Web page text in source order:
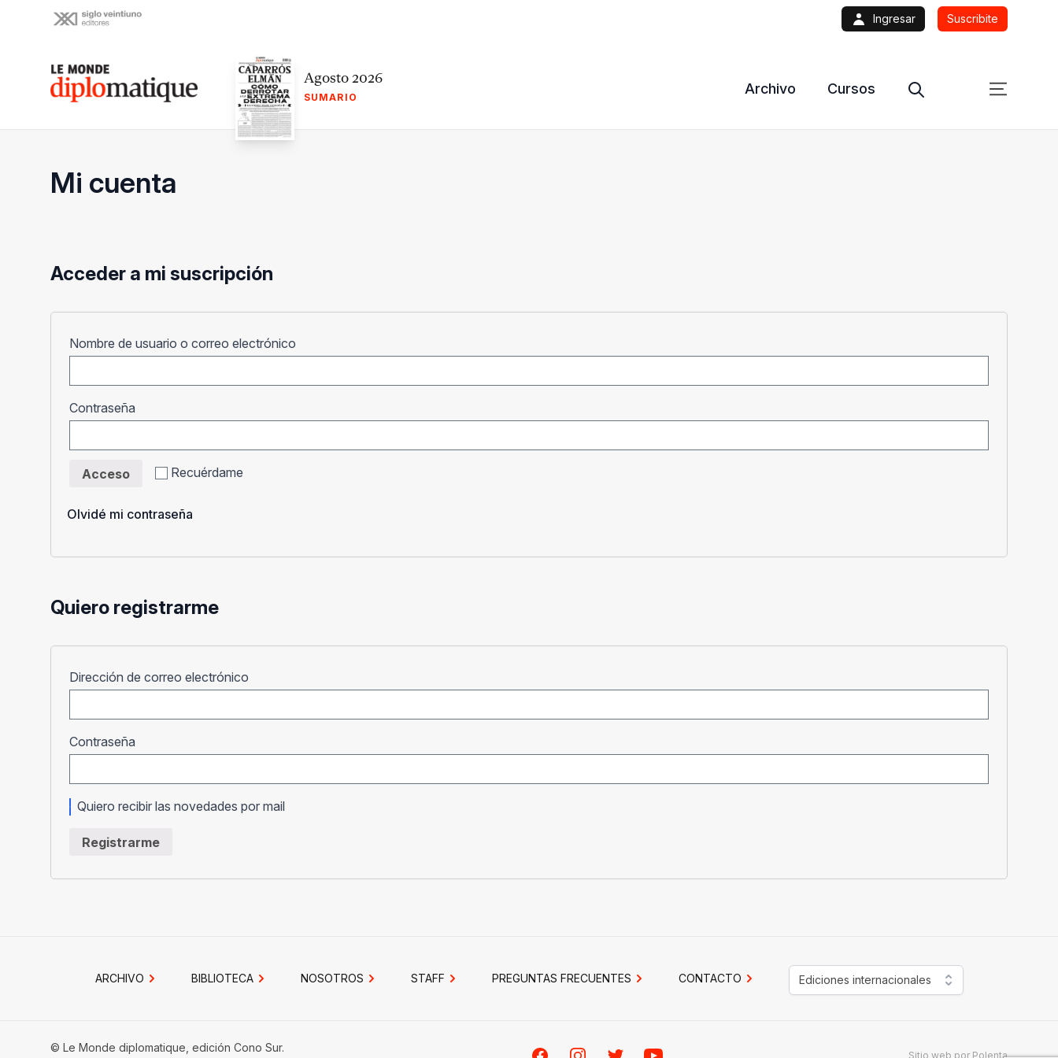
Ingresar Suscribite
Le monde diplomatique Agosto 2026
SUMARIO
Archivo Cursos
Mi cuenta
Acceder a mi suscripción
Nombre de usuario o correo electrónico
Contraseña
Recuérdame
Acceso
Olvidé mi contraseña
Quiero registrarme
Dirección de correo electrónico
Contraseña
Quiero recibir las novedades por mail
Registrarme
ARCHIVO BIBLIOTECA NOSOTROS STAFF PREGUNTAS FRECUENTES CONTACTO Ediciones internacionales
© Le Monde diplomatique, edición Cono Sur.
Sitio web por Polenta